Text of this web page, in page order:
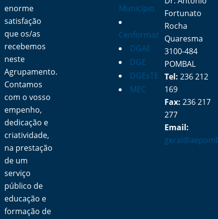
enorme
satisfação
que os/as
recebemos
neste
Agrupamento.
Contamos
com o vosso
empenho,
dedicação e
criatividade,
na prestação
de um
serviço
público de
educação e
formação de
Município
Cenformaz
DGAE
DGE
DGEsTE
MEC
Fortunato
Rocha
Quaresma
3100-484
POMBAL
Tel: 236 212
169
Fax: 236 217
277
Email: